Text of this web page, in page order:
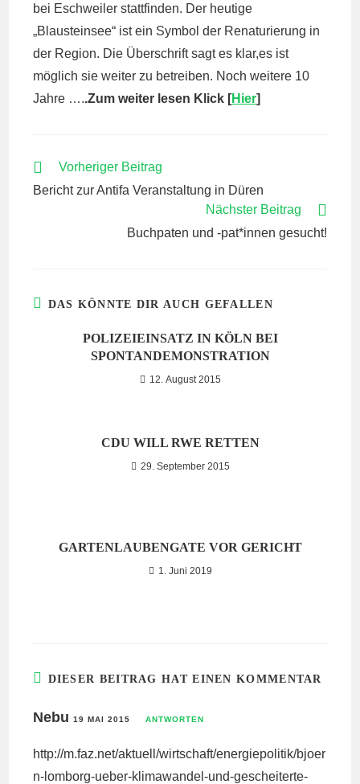
bei Eschweiler stattfinden. Der heutige
„Blausteinsee“ ist ein Symbol der Renaturierung in
der Region. Die Überschrift sagt es klar,es ist
möglich sie weiter zu betreiben. Noch weitere 10
Jahre …..Zum weiter lesen Klick [Hier]
WEITERE
ANSEHEN
Vorheriger Beitrag
Bericht zur Antifa Veranstaltung in Düren
Nächster Beitrag
Buchpaten und -pat*innen gesucht!
DAS KÖNNTE DIR AUCH GEFALLEN
POLIZEIEINSATZ IN KÖLN BEI
SPONTANDEMONSTRATION
12. August 2015
CDU WILL RWE RETTEN
29. September 2015
GARTENLAUBENGATE VOR GERICHT
1. Juni 2019
DIESER BEITRAG HAT EINEN KOMMENTAR
Nebu19 MAI 2015 ANTWORTEN
http://m.faz.net/aktuell/wirtschaft/energiepolitik/bjoer
n-lomborg-ueber-klimawandel-und-gescheiterte-